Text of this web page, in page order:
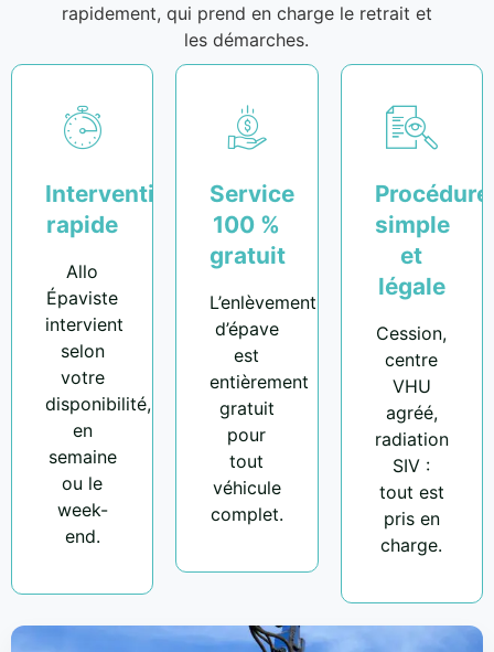
rapidement, qui prend en charge le retrait et
les démarches.
Intervention
rapide
Allo
Épaviste
intervient
selon
votre
disponibilité,
en
semaine
ou le
week-
end.
Service
100 %
gratuit
L’enlèvement
d’épave
est
entièrement
gratuit
pour
tout
véhicule
complet.
Procédure
simple
et
légale
Cession,
centre
VHU
agréé,
radiation
SIV :
tout est
pris en
charge.